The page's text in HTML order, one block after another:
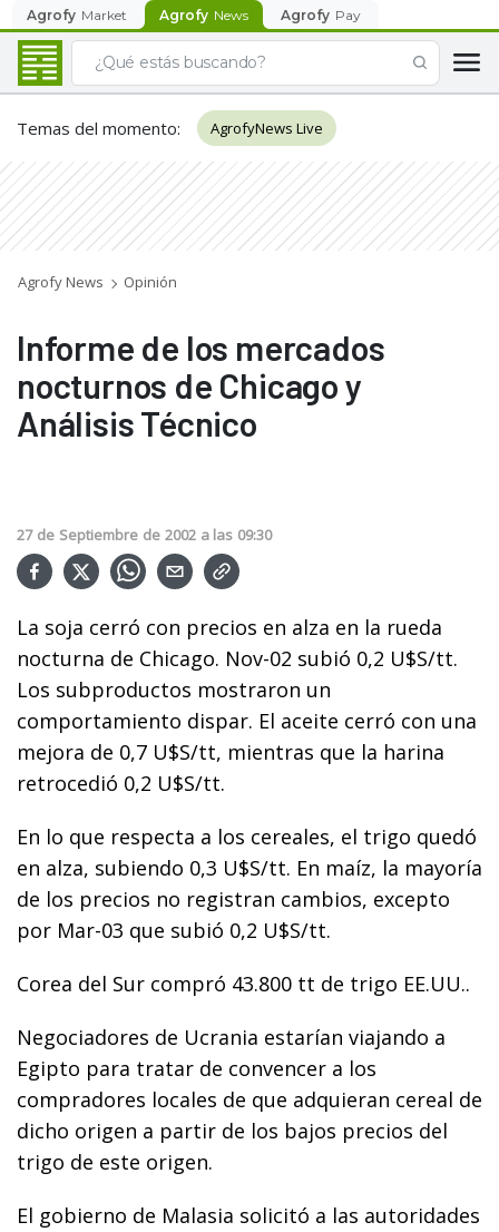
Agrofy Market Agrofy News Agrofy Pay
Temas del momento: AgrofyNews Live
Agrofy News Opinión
Informe de los mercados
nocturnos de Chicago y
Análisis Técnico
27 de Septiembre de 2002 a las 09:30
La soja cerró con precios en alza en la rueda
nocturna de Chicago. Nov-02 subió 0,2 U$S/tt.
Los subproductos mostraron un
comportamiento dispar. El aceite cerró con una
mejora de 0,7 U$S/tt, mientras que la harina
retrocedió 0,2 U$S/tt.
En lo que respecta a los cereales, el trigo quedó
en alza, subiendo 0,3 U$S/tt. En maíz, la mayoría
de los precios no registran cambios, excepto
por Mar-03 que subió 0,2 U$S/tt.
Corea del Sur compró 43.800 tt de trigo EE.UU..
Negociadores de Ucrania estarían viajando a
Egipto para tratar de convencer a los
compradores locales de que adquieran cereal de
dicho origen a partir de los bajos precios del
trigo de este origen.
El gobierno de Malasia solicitó a las autoridades